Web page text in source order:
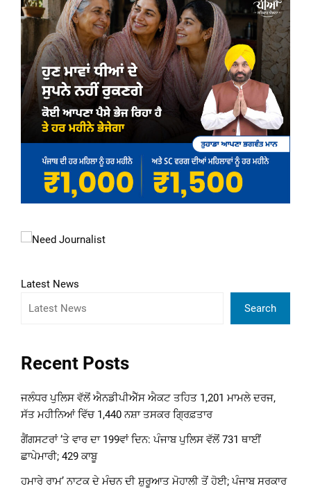
Latest News
Search
Recent Posts
ਜਲੰਧਰ ਪੁਲਿਸ ਵੱਲੋਂ ਐਨਡੀਪੀਐੱਸ ਐਕਟ ਤਹਿਤ 1,201 ਮਾਮਲੇ ਦਰਜ,
ਸੱਤ ਮਹੀਨਿਆਂ ਵਿੱਚ 1,440 ਨਸ਼ਾ ਤਸਕਰ ਗ੍ਰਿਫ਼ਤਾਰ
ਗੈਂਗਸਟਰਾਂ ‘ਤੇ ਵਾਰ ਦਾ 199ਵਾਂ ਦਿਨ: ਪੰਜਾਬ ਪੁਲਿਸ ਵੱਲੋਂ 731 ਥਾਈਂ
ਛਾਪੇਮਾਰੀ; 429 ਕਾਬੂ
ਹਮਾਰੇ ਰਾਮ’ ਨਾਟਕ ਦੇ ਮੰਚਨ ਦੀ ਸ਼ੁਰੂਆਤ ਮੋਹਾਲੀ ਤੋਂ ਹੋਈ; ਪੰਜਾਬ ਸਰਕਾਰ